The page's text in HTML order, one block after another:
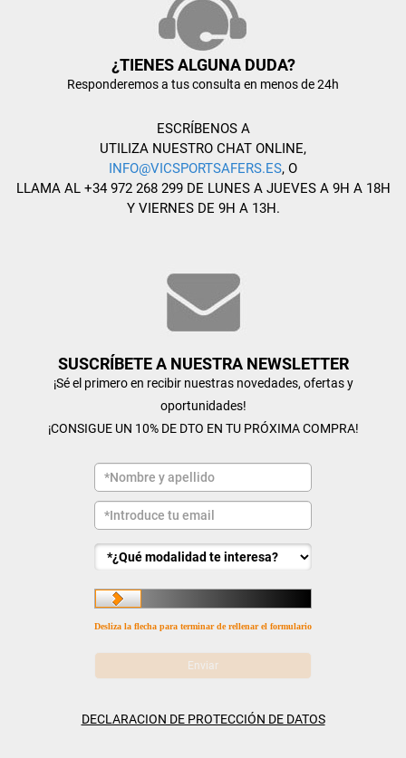
¿TIENES ALGUNA DUDA?
Responderemos a tus consulta en menos de 24h
ESCRÍBENOS A
UTILIZA NUESTRO CHAT ONLINE,
INFO@VICSPORTSAFERS.ES, O
LLAMA AL +34 972 268 299 DE LUNES A JUEVES A 9H A 18H
Y VIERNES DE 9H A 13H.
SUSCRÍBETE A NUESTRA NEWSLETTER
¡Sé el primero en recibir nuestras novedades, ofertas y
oportunidades!
¡CONSIGUE UN 10% DE DTO EN TU PRÓXIMA COMPRA!
Desliza la flecha para terminar de rellenar el formulario
DECLARACION DE PROTECCIÓN DE DATOS